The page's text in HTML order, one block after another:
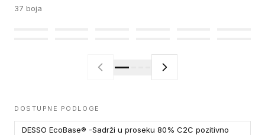
37 boja
DOSTUPNE PODLOGE
DESSO EcoBase® -Sadrži u proseku 80% C2C pozitivno